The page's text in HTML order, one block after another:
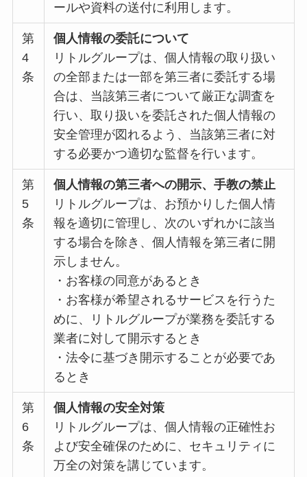
ールや資料の送付に利用します。
第
4
条
個人情報の委託について
リトルグループは、個人情報の取り扱い
の全部または一部を第三者に委託する場
合は、当該第三者について厳正な調査を
行い、取り扱いを委託された個人情報の
安全管理が図れるよう、当該第三者に対
する必要かつ適切な監督を行います。
第
5
条
個人情報の第三者への開示、手教の禁止
リトルグループは、お預かりした個人情
報を適切に管理し、次のいずれかに該当
する場合を除き、個人情報を第三者に開
示しません。
・お客様の同意があるとき
・お客様が希望されるサービスを行うた
めに、リトルグループが業務を委託する
業者に対して開示するとき
・法令に基づき開示することが必要であ
るとき
第
6
条
個人情報の安全対策
リトルグループは、個人情報の正確性お
よび安全確保のために、セキュリティに
万全の対策を講じています。